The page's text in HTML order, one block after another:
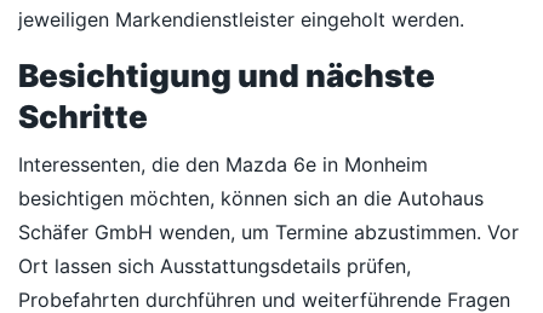
jeweiligen Markendienstleister eingeholt werden.
Besichtigung und nächste
Schritte
Interessenten, die den Mazda 6e in Monheim
besichtigen möchten, können sich an die Autohaus
Schäfer GmbH wenden, um Termine abzustimmen. Vor
Ort lassen sich Ausstattungsdetails prüfen,
Probefahrten durchführen und weiterführende Fragen